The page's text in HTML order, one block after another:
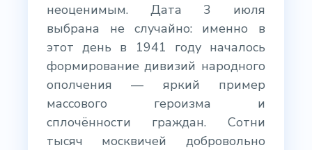
неоценимым. Дата 3 июля
выбрана не случайно: именно в
этот день в 1941 году началось
формирование дивизий народного
ополчения — яркий пример
массового героизма и
сплочённости граждан. Сотни
тысяч москвичей добровольно